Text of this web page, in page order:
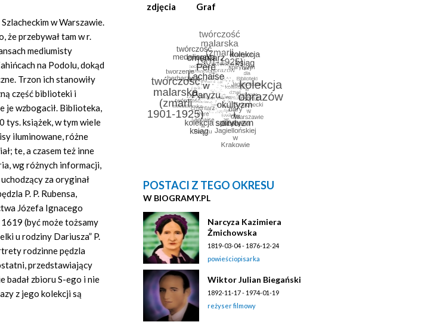
w Warszawie.
że przebywał tam w r.
mediumisty
na Podolu, dokąd
Trzon ich stanowiły
część biblioteki i
je wzbogacił. Biblioteka,
tys. książek, w tym wiele
iluminowane, różne
te, a czasem też inne
wg różnych informacji,
za oryginał
P. P. Rubensa,
Józefa Ignacego
(być może tożsamy
u rodziny Dariusza” P.
rodzinne pędzla
przedstawiający
badał zbioru S-ego i nie
z jego kolekcji są
zdjęcia Graf
POSTACI Z TEGO OKRESU
W BIOGRAMY.PL
Narcyza Kazimiera
Żmichowska
1819-03-04 - 1876-12-24
powieściopisarka
Wiktor Julian Biegański
1892-11-17 - 1974-01-19
reżyser filmowy